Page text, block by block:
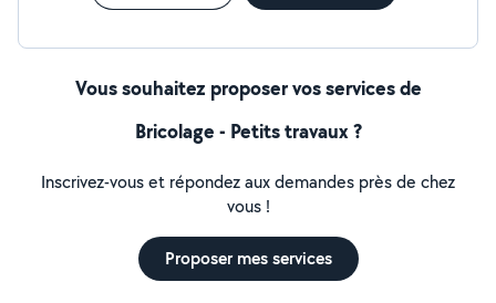
Vous souhaitez proposer vos services de
Bricolage - Petits travaux ?
Inscrivez-vous et répondez aux demandes près de chez
vous !
Proposer mes services